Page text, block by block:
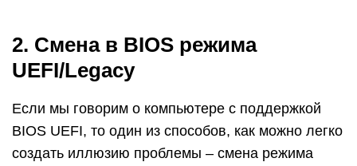
2. Смена в BIOS режима
UEFI/Legacy
Если мы говорим о компьютере с поддержкой
BIOS UEFI, то один из способов, как можно легко
создать иллюзию проблемы – смена режима